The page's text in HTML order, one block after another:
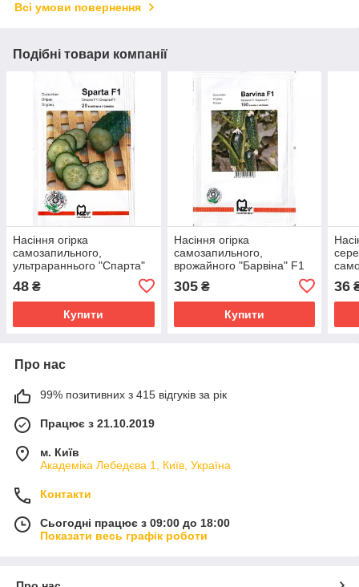
Всі умови повернення
Подібні товари компанії
Насіння огірка
самозапильного,
ультрараннього "Спарта"
Nunhems, Голландія
48 ₴
Купити
Насіння огірка
самозапильного,
врожайного "Барвіна" F1
Nunhems, Голландія
305₴
Купити
36
Про нас
99% позитивних з 415 відгуків за рік
Працює з 21.10.2019
м. Київ
Академіка Лебедєва 1, Київ, Україна
Контакти
Сьогодні працює з 09:00 до 18:00
Показати весь графік роботи